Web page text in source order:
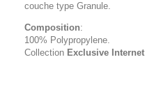
couche type Granule.
Composition:
100% Polypropylene.
Collection Exclusive Internet